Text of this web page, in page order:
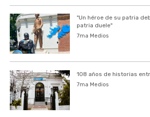
"Un héroe de su patria
patria duele"
7ma Medios
108 años de historias
7ma Medios